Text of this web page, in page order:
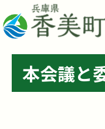
本会議と